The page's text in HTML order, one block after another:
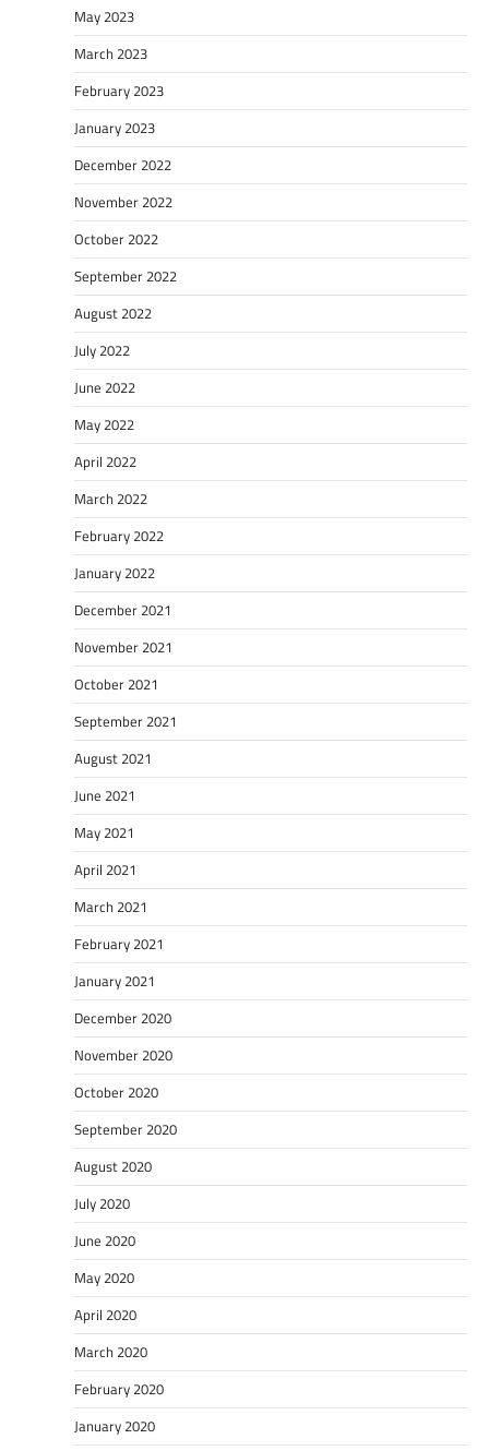
May 2023
March 2023
February 2023
January 2023
December 2022
November 2022
October 2022
September 2022
August 2022
July 2022
June 2022
May 2022
April 2022
March 2022
February 2022
January 2022
December 2021
November 2021
October 2021
September 2021
August 2021
June 2021
May 2021
April 2021
March 2021
February 2021
January 2021
December 2020
November 2020
October 2020
September 2020
August 2020
July 2020
June 2020
May 2020
April 2020
March 2020
February 2020
January 2020